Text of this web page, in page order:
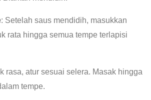
: Setelah saus mendidih, masukkan
rata hingga semua tempe terlapisi
rasa, atur sesuai selera. Masak hingga
tempe.